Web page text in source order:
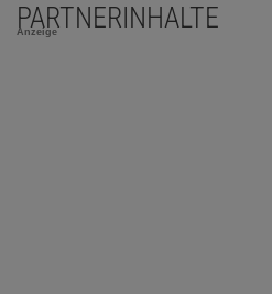
PARTNERINHALTE
Anzeige